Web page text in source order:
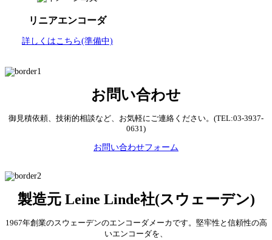
リニアエンコーダ
詳しくはこちら(準備中)
お問い合わせ
御見積依頼、技術的相談など、お気軽にご連絡ください。(TEL:03-3937-
0631)
お問い合わせフォーム
製造元 Leine Linde社(スウェーデン)
1967年創業のスウェーデンのエンコーダメーカです。堅牢性と信頼性の高
いエンコーダを、